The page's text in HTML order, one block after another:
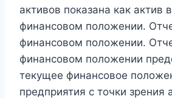
активов показана как актив
финансовом положении.
финансовом положении.
финансовом положении
текущее финансовое
предприятия с точки зрения